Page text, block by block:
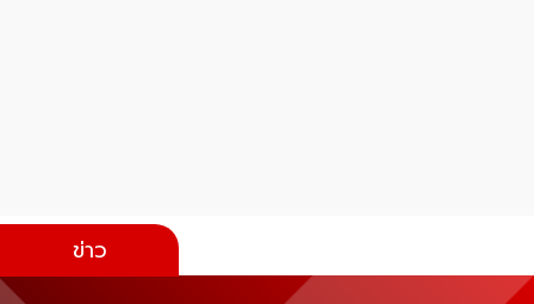
ข่าว